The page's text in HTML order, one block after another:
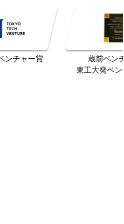
蔵前ベンチャー賞
東工大発ベンチャー称号